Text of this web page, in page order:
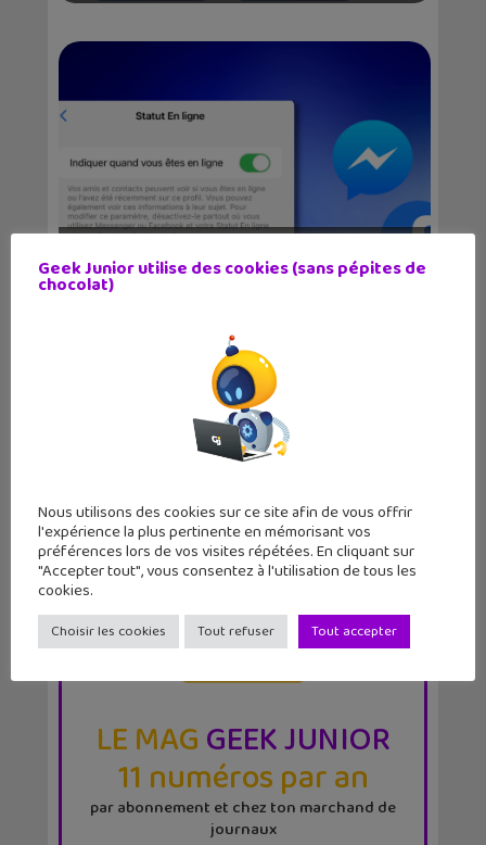
Comment apparaître hors ligne sur
Facebook et Mess...
LE MAGGEEK JUNIOR
11 numéros par an
par abonnement et chez ton marchand de
journaux
Geek Junior utilise des cookies (sans pépites de
chocolat)
Nous utilisons des cookies sur ce site afin de vous offrir
l'expérience la plus pertinente en mémorisant vos
préférences lors de vos visites répétées. En cliquant sur
"Accepter tout", vous consentez à l'utilisation de tous les
cookies.
Choisir les cookies Tout refuser Tout accepter